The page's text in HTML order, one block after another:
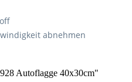
abnehmen
Autoflagge 40x30cm"